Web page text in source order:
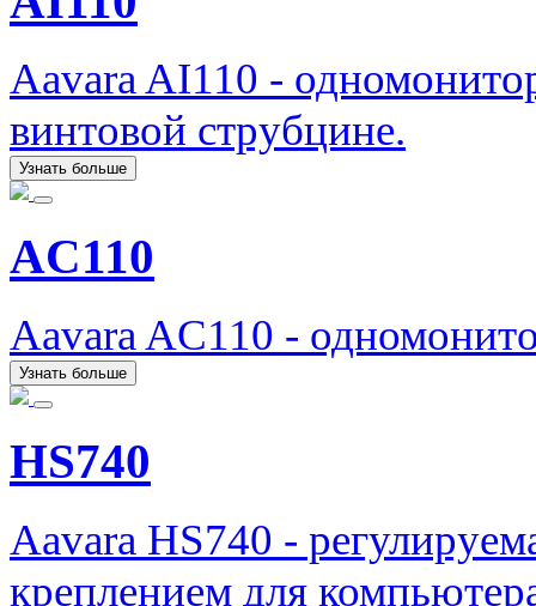
Aavara AI110 -
винтовой струбцине.
Узнать больше
AC110
Aavara AC110 -
Узнать больше
HS740
Aavara HS740 -
креплением для